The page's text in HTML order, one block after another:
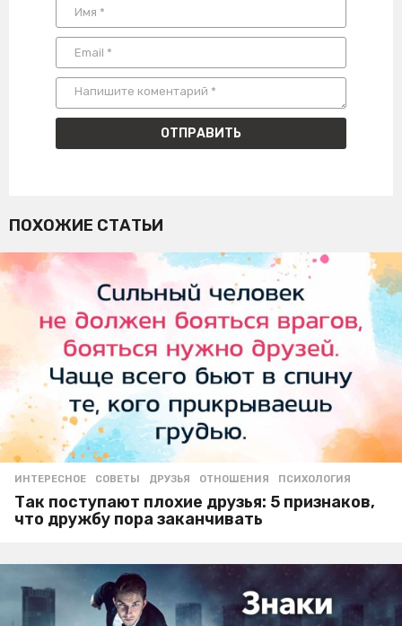
ПОХОЖИЕ СТАТЬИ
ИНТЕРЕСНОЕ ,СОВЕТЫ ДРУЗЬЯ ,ОТНОШЕНИЯ ,ПСИХОЛОГИЯ
Так поступают плохие друзья: 5 признаков,
что дружбу пора заканчивать